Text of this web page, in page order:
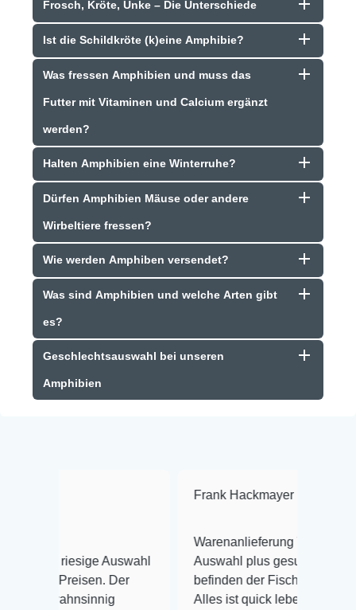
Frosch, Kröte, Unke – Die Unterschiede
Ist die Schildkröte (k)eine Amphibie?
Was fressen Amphibien und muss das
Futter mit Vitaminen und Calcium ergänzt
werden?
Halten Amphibien eine Winterruhe?
Dürfen Amphibien Mäuse oder andere
Wirbeltiere fressen?
Wie werden Amphiben versendet?
Was sind Amphibien und welche Arten gibt
es?
Geschlechtsauswahl bei unseren
Amphibien
Auswahl
Der
Frank Hackmayer ★★★★
Warenanlieferung Top und die
Auswahl plus gesundheitliches
befinden der Fische einwandfrei.
Alles ist quick lebendig und im